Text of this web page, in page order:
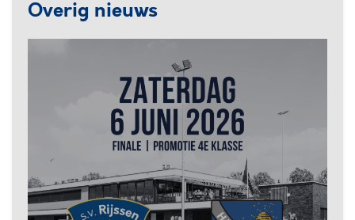
Overig nieuws